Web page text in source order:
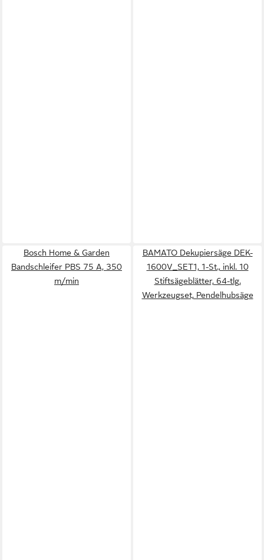
Bosch Home & Garden
Bandschleifer PBS 75 A, 350
m/min
BAMATO Dekupiersäge DEK-
1600V_SET1, 1-St., inkl. 10
Stiftsägeblätter, 64-tlg.
Werkzeugset, Pendelhubsäge